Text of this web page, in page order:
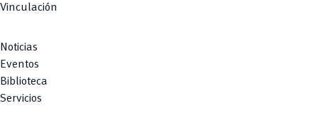
Vinculación
Noticias
Eventos
Biblioteca
Servicios